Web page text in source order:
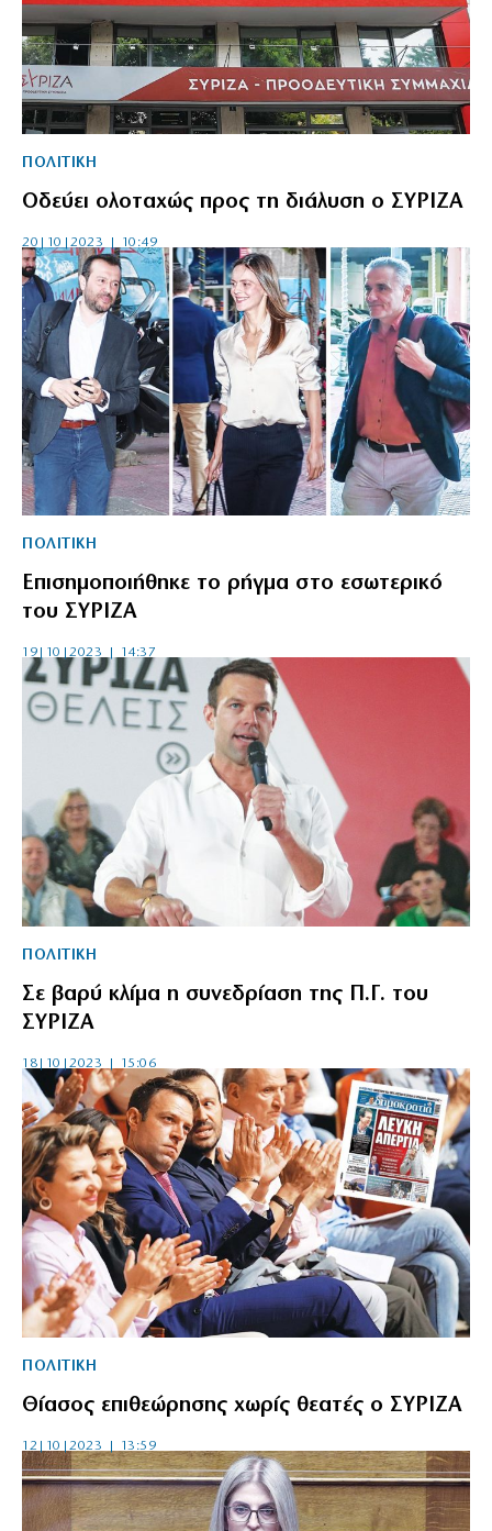
ΠΟΛΙΤΙΚΗ
Οδεύει ολοταχώς προς τη διάλυση ο ΣΥΡΙΖΑ
20|10|2023 | 10:49
ΠΟΛΙΤΙΚΗ
Επισημοποιήθηκε το ρήγμα στο εσωτερικό
του ΣΥΡΙΖΑ
19|10|2023 | 14:37
ΠΟΛΙΤΙΚΗ
Σε βαρύ κλίμα η συνεδρίαση της Π.Γ. του
ΣΥΡΙΖΑ
18|10|2023 | 15:06
ΠΟΛΙΤΙΚΗ
Θίασος επιθεώρησης χωρίς θεατές ο ΣΥΡΙΖΑ
12|10|2023 | 13:59